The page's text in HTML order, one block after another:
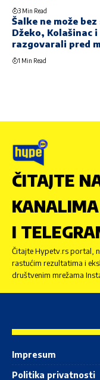
3 Min Read
Šalke ne može
Džeko, Kolašinac i
razgovarali pred
1 Min Read
ČITAJTE
I
Čitajte Hypetv.rs portal,
rastućim rezultatima i
društvenim mrežama
Impresum
Politika privatnosti